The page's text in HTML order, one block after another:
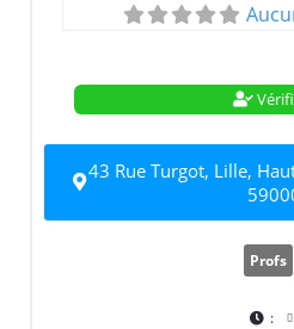
43 Rue Turgot, Lille,
Profs
: